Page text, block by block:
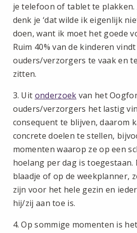
je telefoon of tablet te plakken.
denk je ‘dat wilde ik eigenlijk
doen, want ik moet het goede
Ruim 40% van de kinderen
ouders/verzorgers te vaak en
zitten.
3. Uit onderzoek van het
ouders/verzorgers het lastig
consequent te blijven, daarom
concrete doelen te stellen,
momenten waarop ze op een
hoelang per dag is toegestaan.
blaadje of op de weekplanner,
zijn voor het hele gezin en
hij/zij aan toe is.
4. Op sommige momenten is